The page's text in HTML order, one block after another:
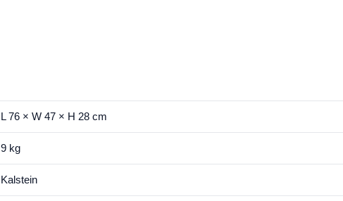
L 76 × W 47 × H 28 cm
9 kg
Kalstein